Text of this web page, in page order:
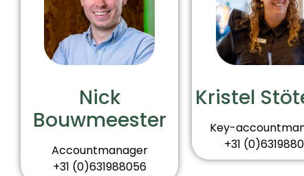
Nick
Bouwmeester
Accountmanager
+31 (0)631988056
Kristel
Key-
+31